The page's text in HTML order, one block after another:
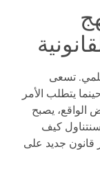
تسعى
يتطلب الأمر
الواقع، يصبح
سنتناول كيف
قانون جديد على